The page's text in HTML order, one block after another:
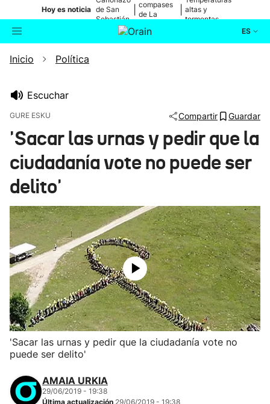
Hoy es noticia de San
Sebastián
compases
de La
altas y
tormentas
ES
Buscador
Ikusmiran
Inicio Política
Escuchar
GURE ESKU Compartir Guardar
'Sacar las urnas y pedir que la
ciudadanía vote no puede ser
delito'
'Sacar las urnas y pedir que la ciudadanía vote no
puede ser delito'
AMAIA URKIA
29/06/2019 - 19:38
Última actualización 29/06/2019 - 19:38